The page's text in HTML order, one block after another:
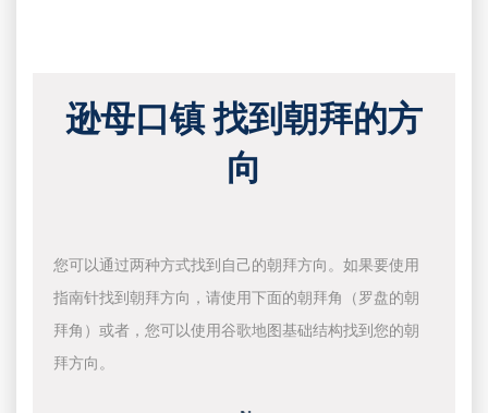
逊母口镇 找到朝拜的方
向
您可以通过两种方式找到自己的朝拜方向。如果要使用
指南针找到朝拜方向，请使用下面的朝拜角（罗盘的朝
拜角）或者，您可以使用谷歌地图基础结构找到您的朝
拜方向。